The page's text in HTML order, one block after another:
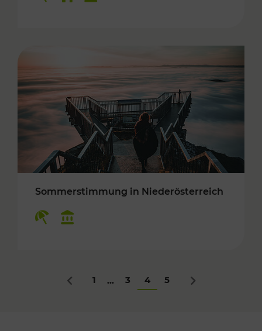
Sommerstimmung in Niederösterreich
Zurück
1 ... 3 4 5 Nächstes